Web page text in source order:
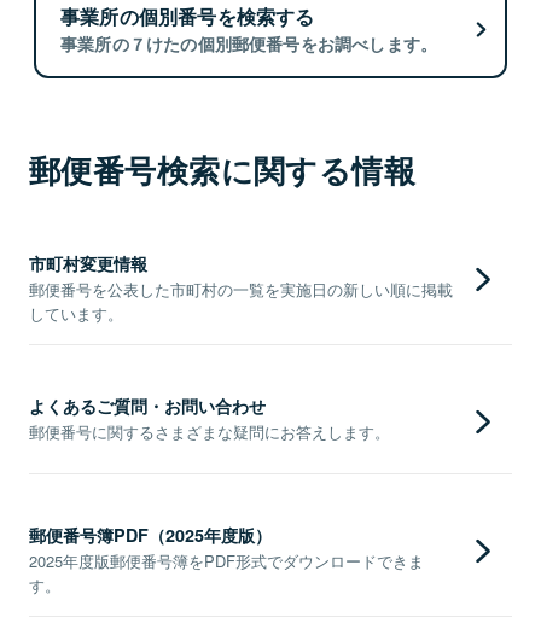
事業所の個別番号を検索する
事業所の７けたの個別郵便番号をお調べします。
郵便番号検索に関する情報
市町村変更情報
郵便番号を公表した市町村の一覧を実施日の新しい順に掲載
しています。
よくあるご質問・お問い合わせ
郵便番号に関するさまざまな疑問にお答えします。
郵便番号簿PDF（2025年度版）
2025年度版郵便番号簿をPDF形式でダウンロードできま
す。